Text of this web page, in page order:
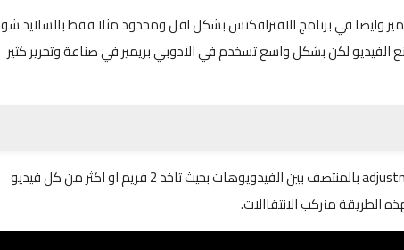
وايضا في برنامج الافترافكتس بشكل اقل ومحدود مثلا فقط بالسلايد شو
لكن بشكل واسع تسخدم في الادوبي بريمير في صناعة وتحرير كثير
نضيف هذه البريسيت الى الانتقالات بوضع طبقة adjustment layar بالمنتصف بين الفيدويوهات بحيث تاخد 2 فريم او اكثر من كل فيديو